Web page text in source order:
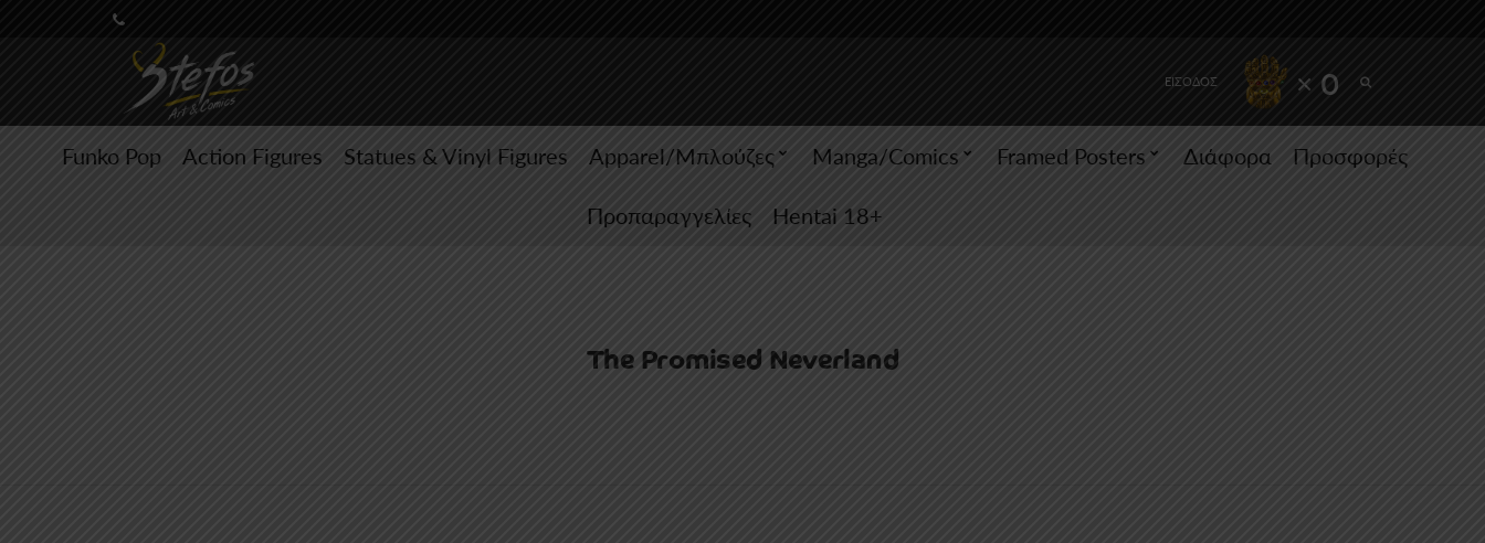
ΕΙΣΟΔΟΣ × 0
Funko Pop Action Figures Statues & Vinyl Figures Apparel/Μπλούζες Manga/Comics Framed Posters Διάφορα
Προσφορές
Προπαραγγελίες
Hentai 18+
The Promised Neverland